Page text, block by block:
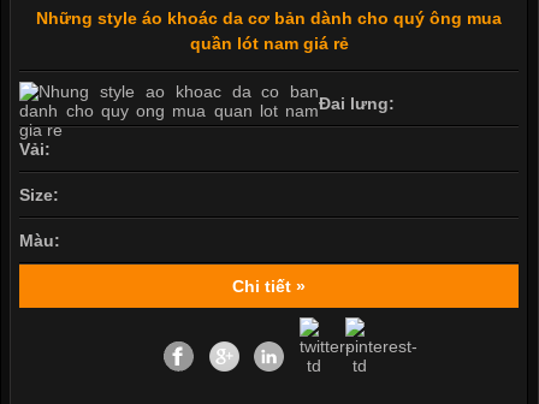
Những style áo khoác da cơ bản dành cho quý ông mua
quần lót nam giá rẻ
Đai lưng:
Vải:
Size:
Màu:
Chi tiết »